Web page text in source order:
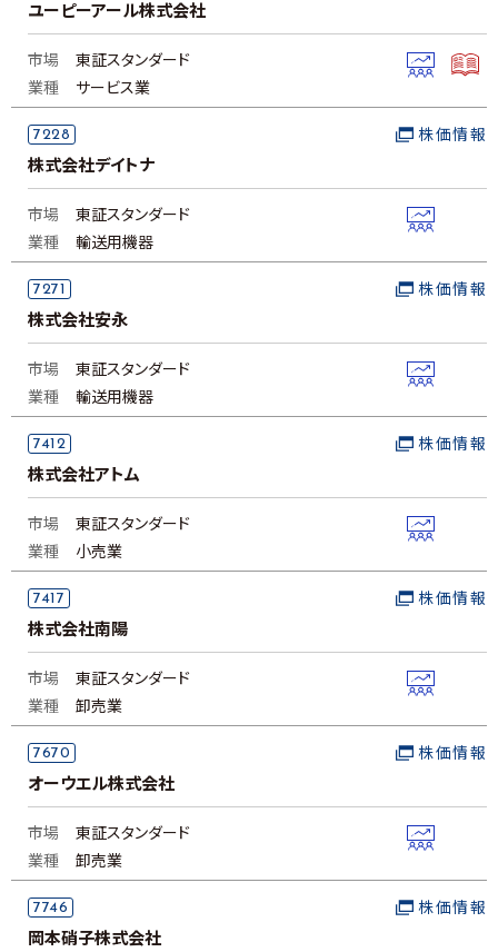
ユーピーアール株式会社
市場
東証スタンダード
業種
サービス業
7228
株式会社デイトナ
株価情報
市場
東証スタンダード
業種
輸送用機器
7271
株式会社安永
株価情報
市場
東証スタンダード
業種
輸送用機器
7412
株式会社アトム
株価情報
市場
東証スタンダード
業種
小売業
7417
株式会社南陽
株価情報
市場
東証スタンダード
業種
卸売業
7670
オーウエル株式会社
株価情報
市場
東証スタンダード
業種
卸売業
7746
岡本硝子株式会社
株価情報